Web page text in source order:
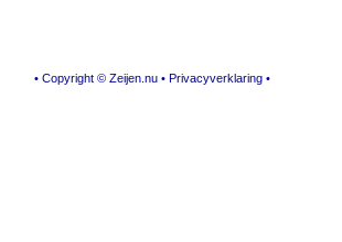
• Copyright © Zeijen.nu • Privacyverklaring •